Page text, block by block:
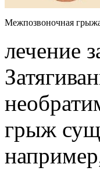
Межпозвоночная
лечение
грыж